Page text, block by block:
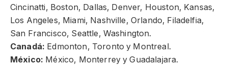
Cincinatti, Boston, Dallas, Denver, Houston, Kansas,
Los Angeles, Miami, Nashville, Orlando, Filadelfia,
San Francisco, Seattle, Washington.
Canadá: Edmonton, Toronto y Montreal.
México: México, Monterrey y Guadalajara.